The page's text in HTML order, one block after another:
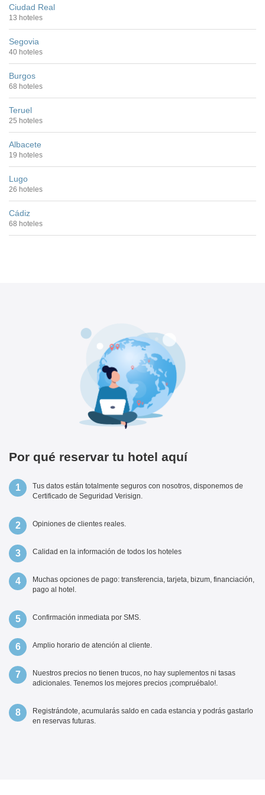
Ciudad Real
13 hoteles
Segovia
40 hoteles
Burgos
68 hoteles
Teruel
25 hoteles
Albacete
19 hoteles
Lugo
26 hoteles
Cádiz
68 hoteles
Por qué reservar tu hotel aquí
Tus datos están totalmente seguros con nosotros, disponemos de
Certificado de Seguridad Verisign.
Opiniones de clientes reales.
Calidad en la información de todos los hoteles
Muchas opciones de pago: transferencia, tarjeta, bizum, financiación,
pago al hotel.
Confirmación inmediata por SMS.
Amplio horario de atención al cliente.
Nuestros precios no tienen trucos, no hay suplementos ni tasas
adicionales. Tenemos los mejores precios ¡compruébalo!.
Registrándote, acumularás saldo en cada estancia y podrás gastarlo
en reservas futuras.